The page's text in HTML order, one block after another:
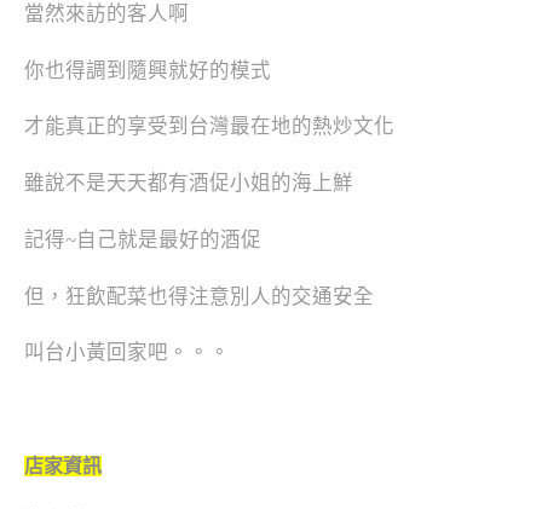
當然來訪的客人啊
你也得調到隨興就好的模式
才能真正的享受到台灣最在地的熱炒文化
雖說不是天天都有酒促小姐的海上鮮
記得~自己就是最好的酒促
但，狂飲配菜也得注意別人的交通安全
叫台小黃回家吧。。。
店家資訊